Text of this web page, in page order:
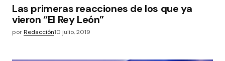
Las primeras reacciones de los que ya
vieron “El Rey León”
porRedacción10 julio, 2019